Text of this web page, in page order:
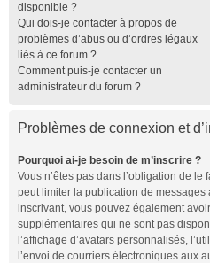
disponible ?
Qui dois-je contacter à propos de
problèmes d’abus ou d’ordres légaux
liés à ce forum ?
Comment puis-je contacter un
administrateur du forum ?
Problèmes de connexion et
Pourquoi ai-je besoin de m’inscrire ?
Vous n’êtes pas dans l’obligation de le
peut limiter la publication de messages
inscrivant, vous pouvez également
supplémentaires qui ne sont pas
l’affichage d’avatars personnalisés,
l’envoi de courriers électroniques aux